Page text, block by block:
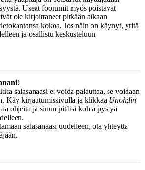
Useat foorumit myös poistavat
ole kirjoittaneet pitkään aikaan
kokoa. Jos näin on käynyt, yritä
ja osallistu keskusteluun
salasanaasi ei voida palauttaa, se voidaan
Käy kirjautumissivulla ja klikkaa Unohdin
ohjeita ja sinun pitäisi kohta pystyä
salasanaasi uudelleen, ota yhteyttä